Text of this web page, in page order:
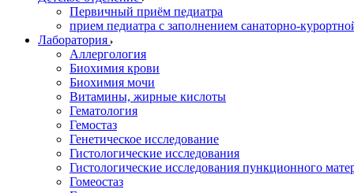
Первичный приём педиатра
прием педиатра с заполнением санаторно-
Лаборатория
Аллергология
Биохимия крови
Биохимия мочи
Витамины, жирные кислоты
Гематология
Гемостаз
Генетическое исследование
Гистологические исследования
Гистологические исследования пункционного
Гомеостаз